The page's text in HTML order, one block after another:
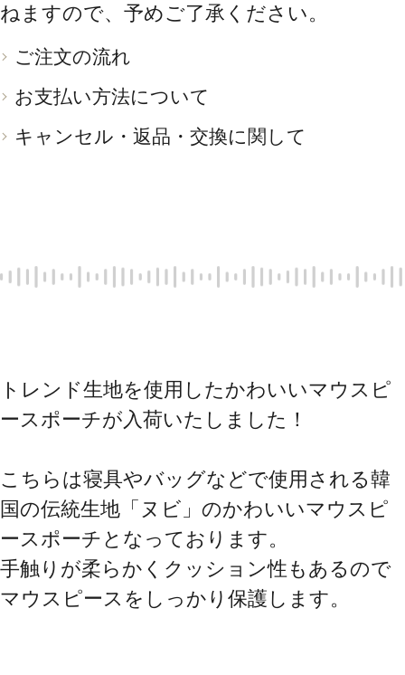
ねますので、予めご了承ください。
ご注文の流れ
お支払い方法について
キャンセル・返品・交換に関して
トレンド生地を使用したかわいいマウスピ
ースポーチが入荷いたしました！
こちらは寝具やバッグなどで使用される韓
国の伝統生地「ヌビ」のかわいいマウスピ
ースポーチとなっております。
手触りが柔らかくクッション性もあるので
マウスピースをしっかり保護します。